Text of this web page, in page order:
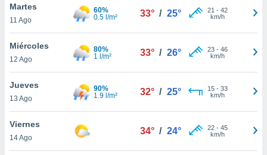
de
cookies
aceptar
Martes
11 Ago
60%
0.5 l/m²
33° / 25° 21 - 42
km/h
Miércoles
12 Ago
80%
1 l/m²
33° / 26° 23- 46
km/h
Jueves
13 Ago
90%
1.9 l/m²
32° / 25° 15- 33
km/h
Viernes
14 Ago
34° / 24° 22- 45
km/h